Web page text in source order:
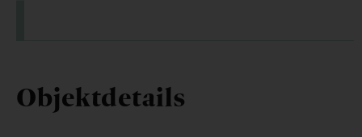
Objektdetails